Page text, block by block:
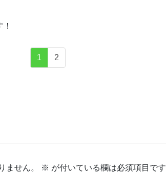
1 2
ません。 ※ が付いている欄は必須項目です